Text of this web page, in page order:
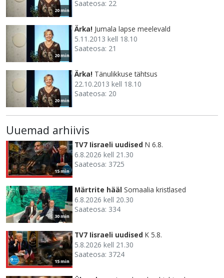
20 min
Saateosa: 22
20 min
Ärka! Jumala lapse meelevald
5.11.2013 kell 18.10
Saateosa: 21
20 min
Ärka! Tänulikkuse tähtsus
22.10.2013 kell 18.10
Saateosa: 20
Uuemad arhiivis
15 min
TV7 Iisraeli uudised N 6.8.
6.8.2026 kell 21.30
Saateosa: 3725
30 min
Märtrite hääl Somaalia kristlased
6.8.2026 kell 20.30
Saateosa: 334
15 min
TV7 Iisraeli uudised K 5.8.
5.8.2026 kell 21.30
Saateosa: 3724